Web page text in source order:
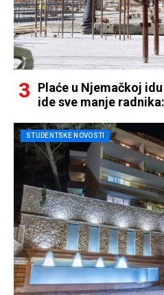
Plaće u Njemačkoj
ide sve manje
STUDENTSKE NOVOSTI